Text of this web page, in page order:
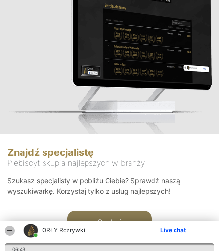
ORŁY Rozrywki Live chat
06:43
Znajdź specjalistę
Plebiscyt skupia najlepszych w branży
Szukasz specjalisty w pobliżu Ciebie? Sprawdź naszą
wyszukiwarkę. Korzystaj tylko z usług najlepszych!
Szukaj